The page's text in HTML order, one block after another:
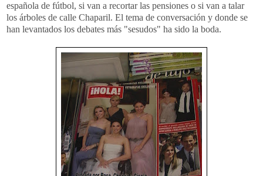
española de fútbol, si van a recortar las pensiones o si van a talar
los árboles de calle Chaparil. El tema de conversación y donde se
han levantados los debates más "sesudos" ha sido la boda.